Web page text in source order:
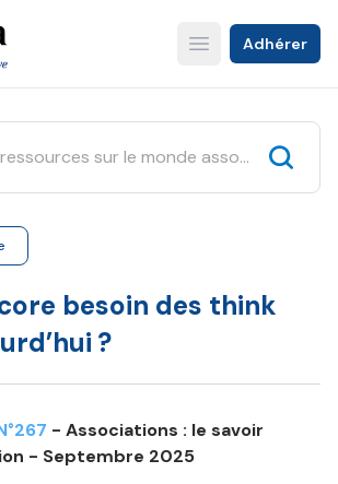
Open main menu
Adhérer
besoin des think
?
- Associations : le savoir
- Septembre 2025